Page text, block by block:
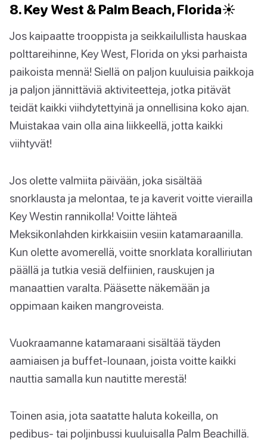
8. Key West & Palm Beach, Florida☀️
Jos kaipaatte trooppista ja seikkailullista hauskaa
polttareihinne, Key West, Florida on yksi parhaista
paikoista mennä! Siellä on paljon kuuluisia paikkoja
ja paljon jännittäviä aktiviteetteja, jotka pitävät
teidät kaikki viihdytettyinä ja onnellisina koko ajan.
Muistakaa vain olla aina liikkeellä, jotta kaikki
viihtyvät!
Jos olette valmiita päivään, joka sisältää
snorklausta ja melontaa, te ja kaverit voitte vierailla
Key Westin rannikolla! Voitte lähteä
Meksikonlahden kirkkaisiin vesiin katamaraanilla.
Kun olette avomerellä, voitte snorklata koralliriutan
päällä ja tutkia vesiä delfiinien, rauskujen ja
manaattien varalta. Pääsette näkemään ja
oppimaan kaiken mangroveista.
Vuokraamanne katamaraani sisältää täyden
aamiaisen ja buffet-lounaan, joista voitte kaikki
nauttia samalla kun nautitte merestä!
Toinen asia, jota saatatte haluta kokeilla, on
pedibus- tai poljinbussi kuuluisalla Palm Beachillä.